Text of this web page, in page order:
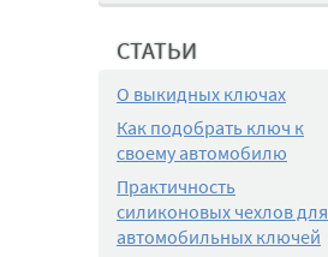
СТАТЬИ
О выкидных ключах
Как подобрать ключ к
своему автомобилю
Практичность
силиконовых чехлов для
автомобильных ключей